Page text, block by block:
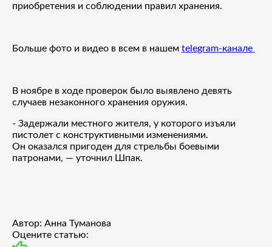
приобретения и соблюдении правил хранения.
Больше фото и видео в всем в нашем telegram-канале
В ноябре в ходе проверок было выявлено девять
случаев незаконного хранения оружия.
- Задержали местного жителя, у которого изъяли
пистолет с конструктивными изменениями.
Он оказался пригоден для стрельбы боевыми
патронами, — уточнил Шпак.
Автор: Анна Туманова
Оцените статью: